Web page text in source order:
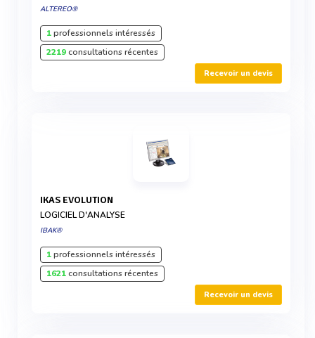
ALTEREO®
1professionnels intéressés
2219consultations récentes
Recevoir un devis
IKAS EVOLUTION
LOGICIEL D'ANALYSE
IBAK®
1professionnels intéressés
1621consultations récentes
Recevoir un devis